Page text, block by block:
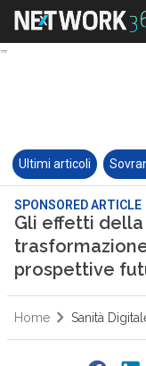
Ultimi articoli
SPONSORED ARTICLE
Gli effetti
prospettive
Home Sanità